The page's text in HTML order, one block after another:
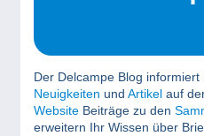
Der Delcampe Blog
Neuigkeiten und Artikel auf
Website Beiträge zu den
erweitern Ihr Wissen über